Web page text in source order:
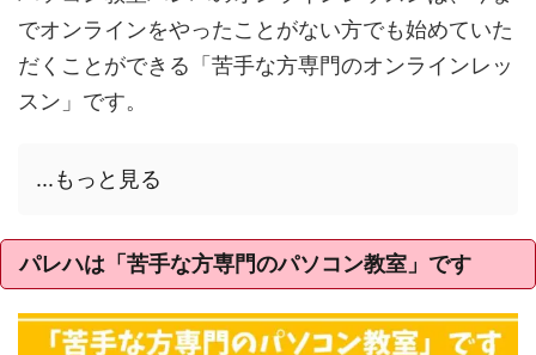
でオンラインをやったことがない方でも始めていた
だくことができる「苦手な方専門のオンラインレッ
スン」です。
...もっと見る
パレハは「苦手な方専門のパソコン教室」です